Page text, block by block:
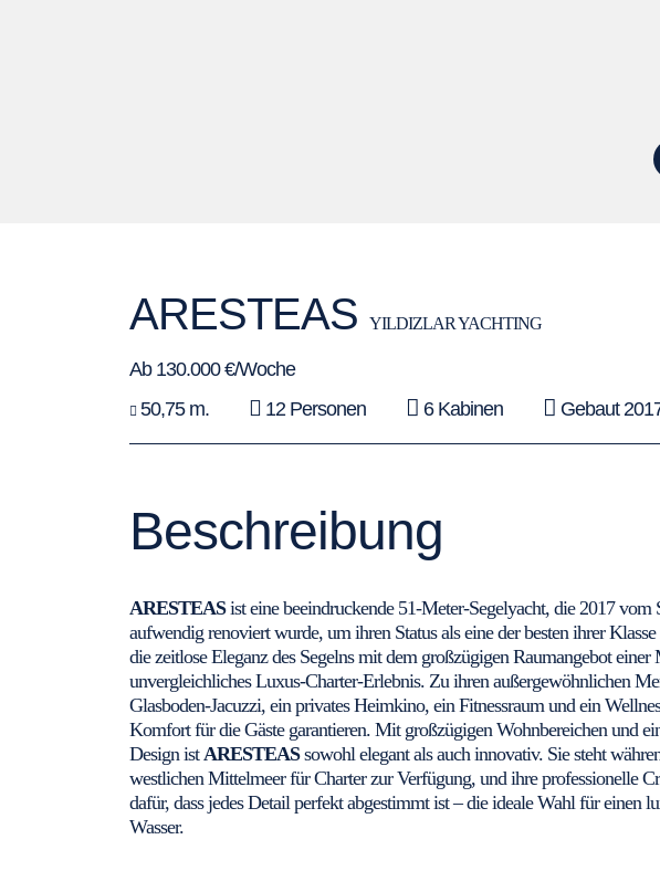
ARESTEAS YILDIZLAR YACHTING
Ab 130.000 €/Woche
50,75 m.
12 Personen 6 Kabinen Gebaut
Beschreibung
ARESTEASist eine beeindruckende 51-Meter-Segelyacht, die 2017 vom
aufwendig renoviert wurde, um ihren Status als eine der besten ihrer
die zeitlose Eleganz des Segelns mit dem großzügigen Raumangebot
unvergleichliches Luxus-Charter-Erlebnis. Zu ihren außergewöhnlichen
Glasboden-Jacuzzi, ein privates Heimkino, ein Fitnessraum und ein
Komfort für die Gäste garantieren. Mit großzügigen Wohnbereichen und
Design istARESTEASsowohl elegant als auch innovativ. Sie steht
westlichen Mittelmeer für Charter zur Verfügung, und ihre professionelle
dafür, dass jedes Detail perfekt abgestimmt ist – die ideale Wahl für einen
Wasser.